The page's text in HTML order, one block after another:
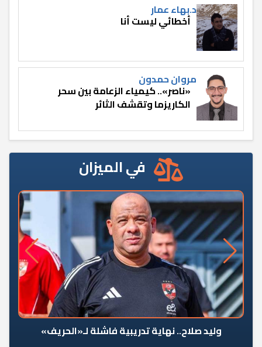
د.بهاء عمار
أخطائي ليست أنا
مروان حمدون
«ناصر».. كيمياء الزعامة بين سحر
الكاريزما وتقشف الثائر
في الميزان
وليد صلاح.. نهاية تدريبية فاشلة لـ«الحريف»